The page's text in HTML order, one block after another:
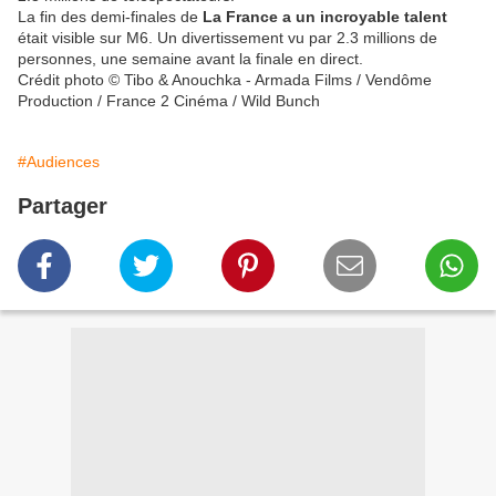
La fin des demi-finales de La France a un incroyable talent
était visible sur M6. Un divertissement vu par 2.3 millions de
personnes, une semaine avant la finale en direct.
Crédit photo © Tibo & Anouchka - Armada Films / Vendôme
Production / France 2 Cinéma / Wild Bunch
#Audiences
Partager